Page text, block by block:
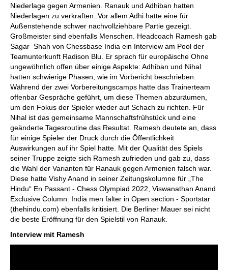
Niederlage gegen Armenien. Ranauk und Adhiban hatten
Niederlagen zu verkraften. Vor allem Adhi hatte eine für
Außenstehende schwer nachvollziehbare Partie gezeigt.
Großmeister sind ebenfalls Menschen. Headcoach Ramesh gab
Sagar Shah von Chessbase India ein Interview am Pool der
Teamunterkunft Radison Blu. Er sprach für europäische Ohne
ungewöhnlich offen über einige Aspekte: Adhiban und Nihal
hatten schwierige Phasen, wie im Vorbericht beschrieben.
Während der zwei Vorbereitungscamps hatte das Trainerteam
offenbar Gespräche geführt, um diese Themen abzuräumen,
um den Fokus der Spieler wieder auf Schach zu richten. Für
Nihal ist das gemeinsame Mannschaftsfrühstück und eine
geänderte Tagesroutine das Resultat. Ramesh deutete an, dass
für einige Spieler der Druck durch die Öffentlichkeit
Auswirkungen auf ihr Spiel hatte. Mit der Qualität des Spiels
seiner Truppe zeigte sich Ramesh zufrieden und gab zu, dass
die Wahl der Varianten für Ranauk gegen Armenien falsch war.
Diese hatte Vishy Anand in seiner Zeitungskolumne für „The
Hindu“ En Passant - Chess Olympiad 2022, Viswanathan Anand
Exclusive Column: India men falter in Open section - Sportstar
(thehindu.com) ebenfalls kritisiert. Die Berliner Mauer sei nicht
die beste Eröffnung für den Spielstil von Ranauk.
Interview mit Ramesh